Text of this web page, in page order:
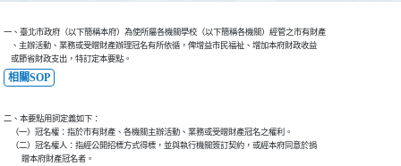
一、臺北市政府（以下簡稱本府）為使所屬各機關學校（以下簡稱各機關）經管之市有財產
    、主辦活動、業務或受贈財產辦理冠名有所依循，俾增益市民福祉、增加本府財政收益
    或節省財政支出，特訂定本要點。
相關SOP
二、本要點用詞定義如下：
    （一）冠名權：指於市有財產、各機關主辦活動、業務或受贈財產冠名之權利。
    （二）冠名權人：指經公開招標方式得標，並與執行機關簽訂契約，或經本府同意於捐
          贈本府財產冠名者。